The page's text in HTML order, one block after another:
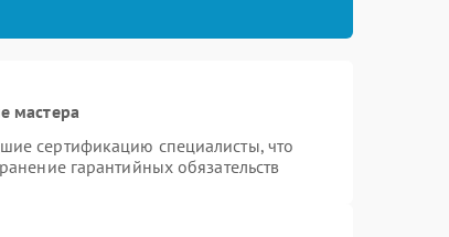
мастера
сертификацию специалисты, что
гарантийных обязательств